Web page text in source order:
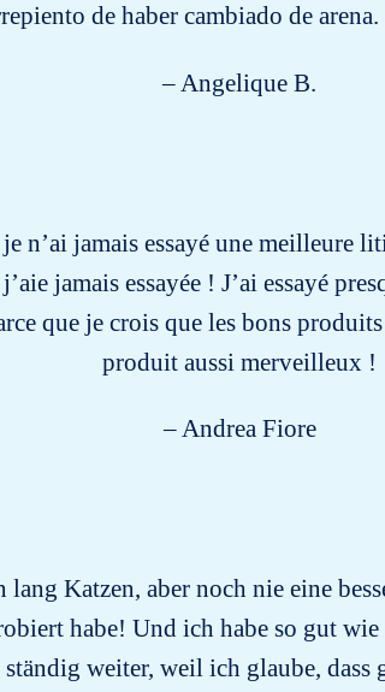
de haber cambiado de
– Angelique B.
n’ai jamais essayé une meilleure
jamais essayée ! J’ai essayé
que je crois que les bons
produit aussi merveilleux !
– Andrea Fiore
lang Katzen, aber noch nie eine
habe! Und ich habe so gut
weiter, weil ich glaube, dass